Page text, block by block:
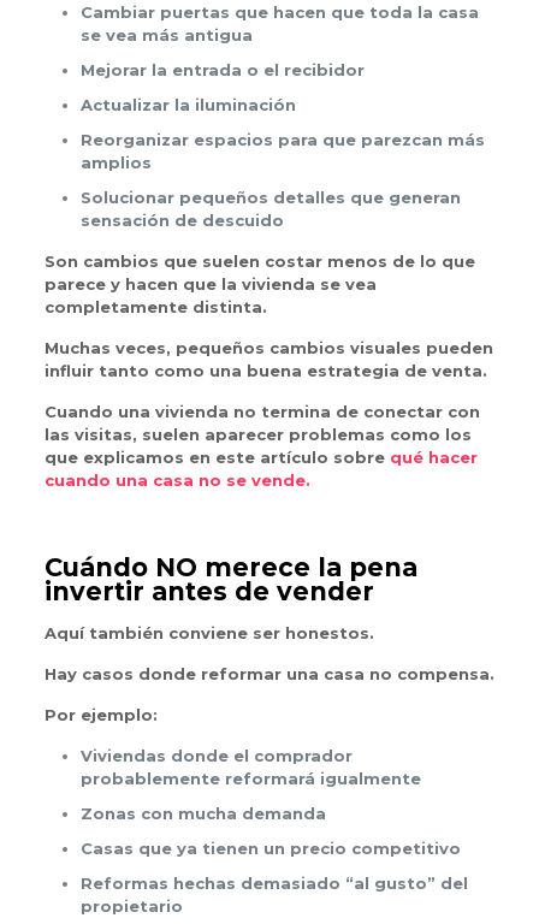
Cambiar puertas que hacen que toda la casa
se vea más antigua
Mejorar la entrada o el recibidor
Actualizar la iluminación
Reorganizar espacios para que parezcan más
amplios
Solucionar pequeños detalles que generan
sensación de descuido
Son cambios que suelen costar menos de lo que
parece y hacen que la vivienda se vea
completamente distinta.
Muchas veces, pequeños cambios visuales pueden
influir tanto como una buena estrategia de venta.
Cuando una vivienda no termina de conectar con
las visitas, suelen aparecer problemas como los
que explicamos en este artículo sobrequé hacer
cuando una casa no se vende.
Cuándo NO merece la pena
invertir antes de vender
Aquí también conviene ser honestos.
Hay casos donde reformar una casa no compensa.
Por ejemplo:
Viviendas donde el comprador
probablemente reformará igualmente
Zonas con mucha demanda
Casas que ya tienen un precio competitivo
Reformas hechas demasiado “al gusto” del
propietario